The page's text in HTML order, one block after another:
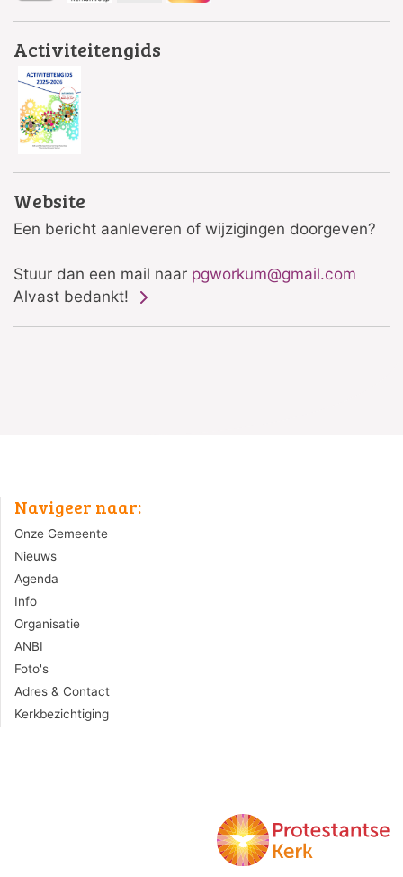
Activiteitengids
Website
Een bericht aanleveren of wijzigingen doorgeven?
Stuur dan een mail naar pgworkum@gmail.com
Alvast bedankt!
Navigeer naar:
Onze Gemeente
Nieuws
Agenda
Info
Organisatie
ANBI
Foto's
Adres & Contact
Kerkbezichtiging